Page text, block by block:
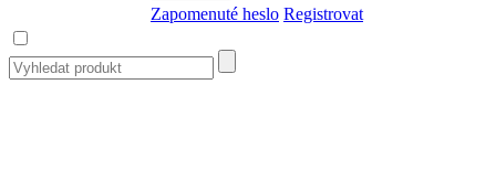
Zapomenuté heslo Registrovat